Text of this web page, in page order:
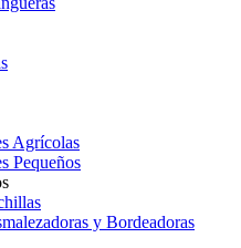
Agrícolas
Pequeños
y Bordeadoras